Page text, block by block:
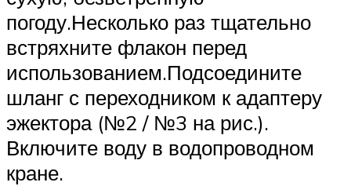
погоду.Несколько раз тщательно
встряхните флакон перед
использованием.Подсоедините
шланг с переходником к адаптеру
эжектора (№2 / №3 на рис.).
Включите воду в водопроводном
кране.